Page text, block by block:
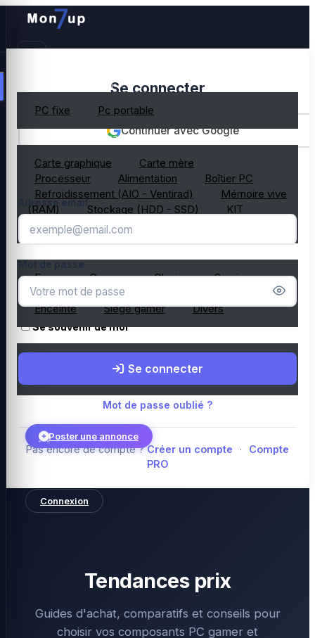
PC gamer occasion
PC fixe Pc portable
Composant PC occasion
Carte graphique
Carte mère
Processeur
Alimentation
Boîtier PC
Refroidissement (AIO - Ventirad)
Mémoire vive
(RAM)
Stockage (HDD - SSD)
KIT
composant PC gamer
Ecran Casque Clavier
Souris
Microphone
Webcam
Enceinte
Siège gamer Divers
Top PC gamer : Intel / AMD
Composants PC gamer
Poster une annonce
Connexion
Se connecter
Continuer avec Google
OU
Adresse email
Se souvenir de moi
Se connecter
Mot de passe oublié ?
Pas encore de compte ? Créer un compte ·
Compte
PRO
Tendances prix
Guides d'achat, comparatifs et conseils pour
choisir vos composants PC gamer et